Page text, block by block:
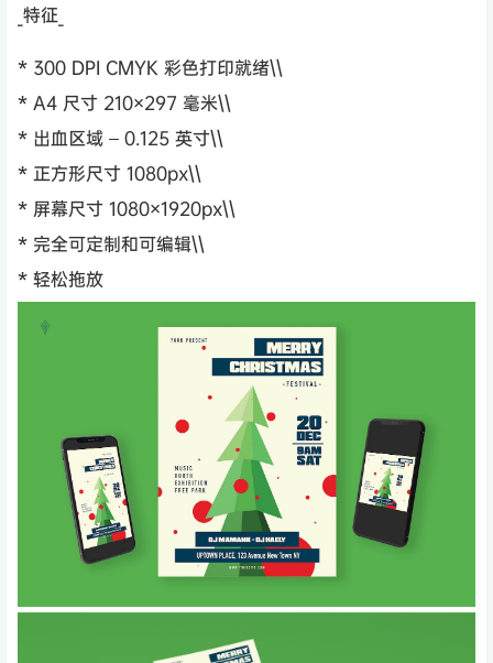
_特征_
* 300 DPI CMYK 彩色打印就绪\\
* A4 尺寸 210×297 毫米\\
* 出血区域 – 0.125 英寸\\
* 正方形尺寸 1080px\\
* 屏幕尺寸 1080×1920px\\
* 完全可定制和可编辑\\
* 轻松拖放